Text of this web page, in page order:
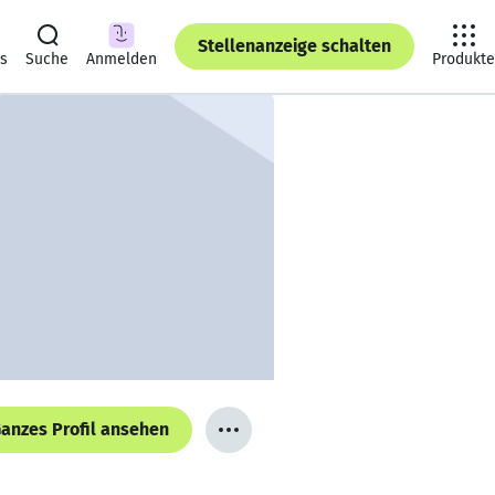
Suche Anmelden
Stellenanzeige schalten
Produkte
Profil ansehen